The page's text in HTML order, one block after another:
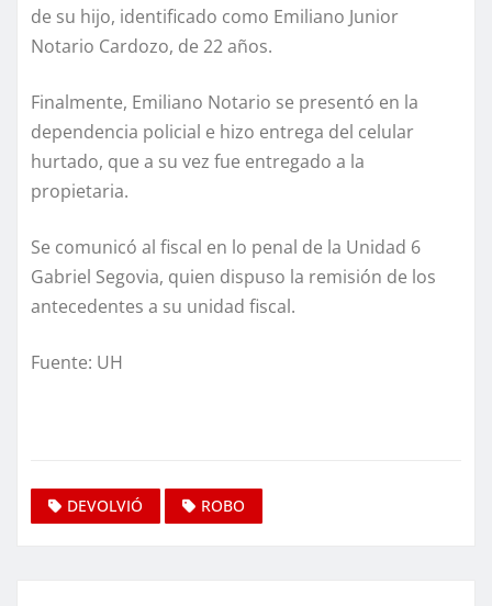
de su hijo, identificado como Emiliano Junior
Notario Cardozo, de 22 años.
Finalmente, Emiliano Notario se presentó en la
dependencia policial e hizo entrega del celular
hurtado, que a su vez fue entregado a la
propietaria.
Se comunicó al fiscal en lo penal de la Unidad 6
Gabriel Segovia, quien dispuso la remisión de los
antecedentes a su unidad fiscal.
Fuente: UH
DEVOLVIÓ ROBO